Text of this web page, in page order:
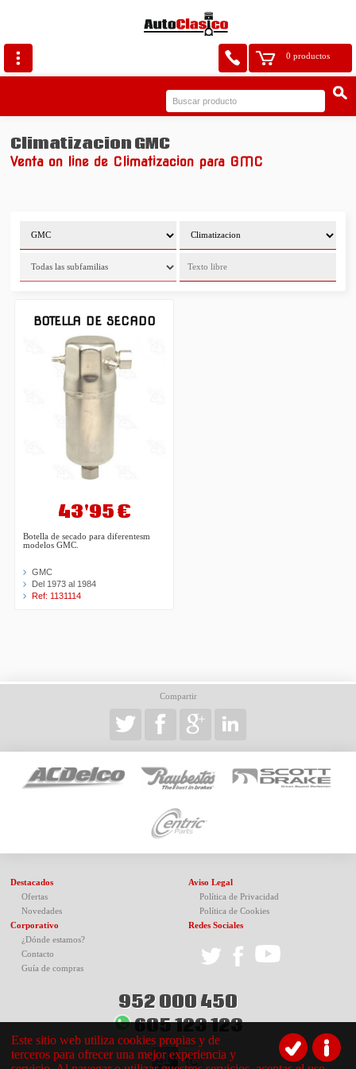
0 productos
Climatizacion GMC
Venta on line de Climatizacion para GMC
BOTELLA DE SECADO
43'95 €
Botella de secado para diferentesm
modelos GMC.
GMC
Del 1973 al 1984
Ref: 1131114
Compartir
Destacados
Ofertas
Novedades
Corporativo
¿Dónde estamos?
Contacto
Guía de compras
Aviso Legal
Política de Privacidad
Política de Cookies
Redes Sociales
952 000 450
605 123 123
Este sitio web utiliza cookies propias y de
terceros para ofrecer una mejor experiencia y